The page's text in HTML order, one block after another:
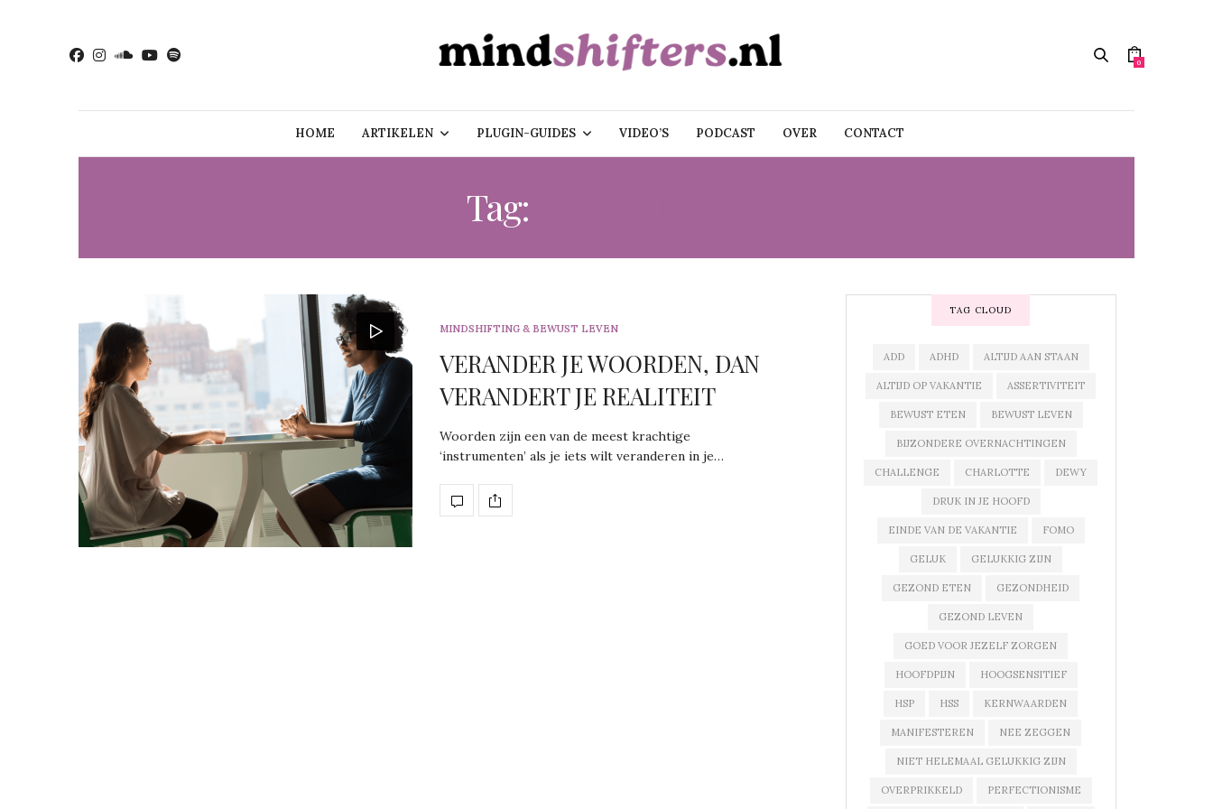
0
HOME ARTIKELEN PLUGIN-GUIDES VIDEO’S PODCAST OVER CONTACT
Tag:
MINDSHIFTING & BEWUST LEVEN
VERANDER JE WOORDEN, DAN
VERANDERT JE REALITEIT
Woorden zijn een van de meest krachtige
‘instrumenten’ als je iets wilt veranderen in je…
TAG CLOUD
ADD ADHD ALTIJD AAN STAAN
ALTIJD OP VAKANTIE ASSERTIVITEIT
BEWUST ETEN BEWUST LEVEN
BIJZONDERE OVERNACHTINGEN
CHALLENGE CHARLOTTE DEWY
DRUK IN JE HOOFD
EINDE VAN DE VAKANTIE FOMO
GELUK GELUKKIG ZIJN
GEZOND ETEN GEZONDHEID
GEZOND LEVEN
GOED VOOR JEZELF ZORGEN
HOOFDPIJN HOOGSENSITIEF
HSP HSS KERNWAARDEN
MANIFESTEREN NEE ZEGGEN
NIET HELEMAAL GELUKKIG ZIJN
OVERPRIKKELD PERFECTIONISME